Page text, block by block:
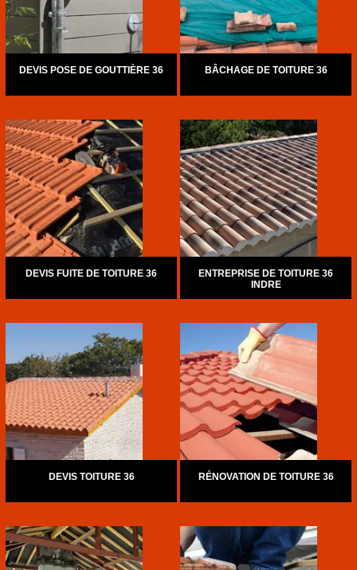
DEVIS POSE DE GOUTTIÈRE 36 BÂCHAGE DE TOITURE 36
DEVIS FUITE DE TOITURE 36
ENTREPRISE DE TOITURE 36
INDRE
DEVIS TOITURE 36 RÉNOVATION DE TOITURE 36